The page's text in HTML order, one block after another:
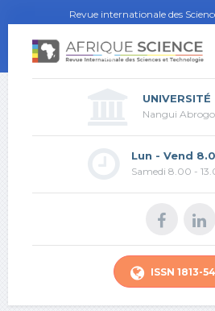
Revue internationale des
UNIVERSITÉ
Nangui
Lun - Vend
Samedi 8.00 -
ISSN 1813-